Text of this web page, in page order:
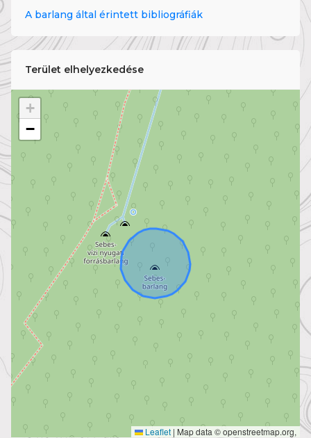
A barlang által érintett bibliográfiák
Terület elhelyezkedése
+
−
Leaflet | Map data © openstreetmap.org,